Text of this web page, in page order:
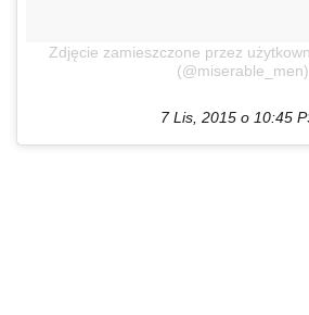
Zdjęcie zamieszczone przez
(@miserable_men)
7 Lis, 2015 o 10:45